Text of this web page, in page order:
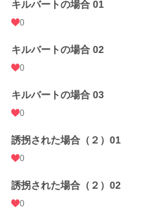
キルバートの場合 01
0
キルバートの場合 02
0
キルバートの場合 03
0
誘拐された場合（２）01
0
誘拐された場合（２）02
0